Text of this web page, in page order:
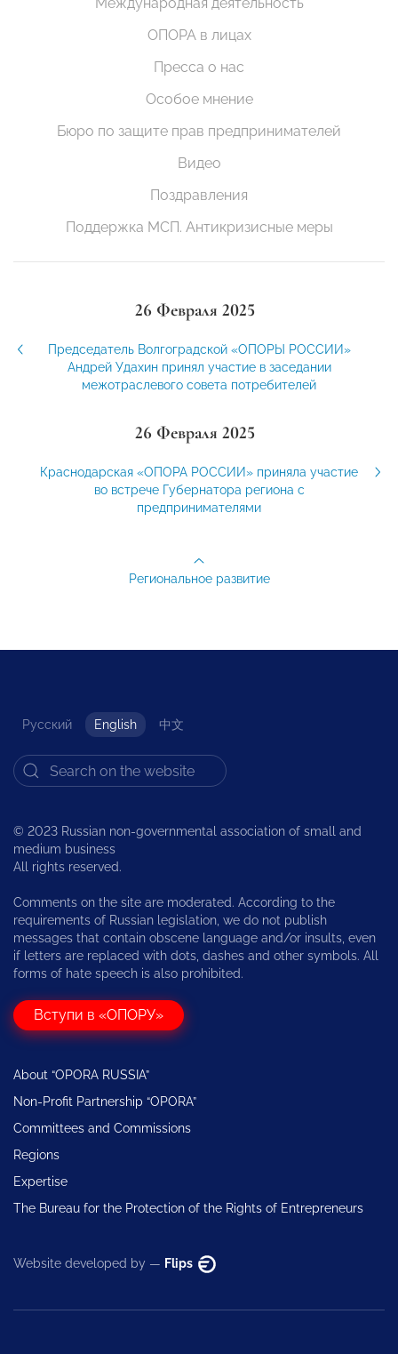
ОПОРА в лицах
Пресса о нас
Особое мнение
Бюро по защите прав предпринимателей
Видео
Поздравления
Поддержка МСП. Антикризисные меры
26 Февраля 2025
Председатель Волгоградской «ОПОРЫ РОССИИ»
Андрей Удахин принял участие в заседании
межотраслевого совета потребителей
26 Февраля 2025
Краснодарская «ОПОРА РОССИИ» приняла участие
во встрече Губернатора региона с
предпринимателями
Региональное развитие
Русский English 中文
© 2023 Russian non-governmental association of small and
medium business
All rights reserved.
Comments on the site are moderated. According to the
requirements of Russian legislation, we do not publish
messages that contain obscene language and/or insults, even
if letters are replaced with dots, dashes and other symbols. All
forms of hate speech is also prohibited.
Вступи в «ОПОРУ»
About “OPORA RUSSIA”
Non-Profit Partnership “OPORA”
Committees and Commissions
Regions
Expertise
The Bureau for the Protection of the Rights of Entrepreneurs
Website developed by — Flips